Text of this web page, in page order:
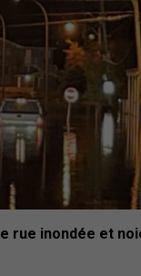
rue inondée et